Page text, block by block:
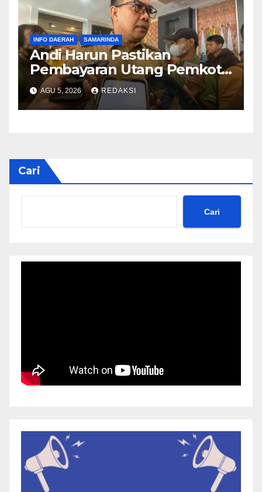
INFO DAERAH SAMARINDA
Andi Harun Pastikan
Pembayaran Utang Pemkot
Samarinda Berjalan Bertahap
Tanpa Bebani Kas Daerah
AGU 5, 2026 REDAKSI
Cari
Cari